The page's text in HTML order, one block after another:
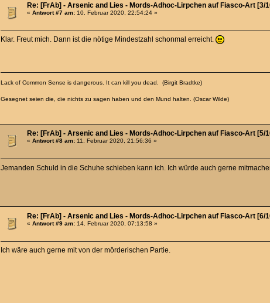
Re: [FrAb] - Arsenic and Lies - Mords-Adhoc-Lirpchen auf Fiasco-Art [3/
«Antwort #7 am: 10. Februar 2020, 22:54:24 »
Klar. Freut mich. Dann ist die nötige Mindestzahl schonmal erreicht.
Lack of Common Sense is dangerous. It can kill you dead. (Birgit Bradtke)
Gesegnet seien die, die nichts zu sagen haben und den Mund halten. (Oscar Wilde)
Re: [FrAb] - Arsenic and Lies - Mords-Adhoc-Lirpchen auf Fiasco-Art [5/
«Antwort #8 am: 11. Februar 2020, 21:56:36 »
Jemanden Schuld in die Schuhe schieben kann ich. Ich würde auch gerne
Re: [FrAb] - Arsenic and Lies - Mords-Adhoc-Lirpchen auf Fiasco-Art [6/
«Antwort #9 am: 14. Februar 2020, 07:13:58 »
Ich wäre auch gerne mit von der mörderischen Partie.